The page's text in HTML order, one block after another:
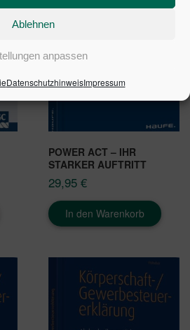
Ablehnen
anpassen
DatenschutzhinweisImpressum
POWER ACT – IHR
STARKER AUFTRITT
29,95 €
In den Warenkorb